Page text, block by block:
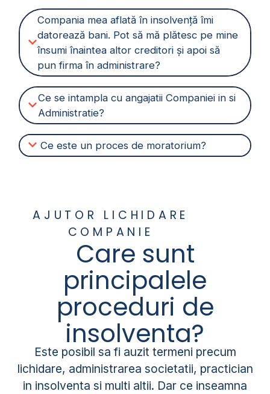
Compania mea aflată în insolvență îmi
datorează bani. Pot să mă plătesc pe mine
însumi înaintea altor creditori și apoi să
pun firma în administrare?
Ce se intampla cu angajatii Companiei in si
Administratie?
Ce este un proces de moratorium?
AJUTOR LICHIDARE
COMPANIE
Care sunt
principalele
proceduri de
insolventa?
Este posibil sa fi auzit termeni precum
lichidare, administrarea societatii, practician
in insolventa si multi altii. Dar ce inseamna